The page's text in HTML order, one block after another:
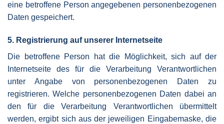
eine betroffene Person angegebenen personenbezogenen
Daten gespeichert.
5. Registrierung auf unserer Internetseite
Die betroffene Person hat die Möglichkeit, sich auf der
Internetseite des für die Verarbeitung Verantwortlichen
unter Angabe von personenbezogenen Daten zu
registrieren. Welche personenbezogenen Daten dabei an
den für die Verarbeitung Verantwortlichen übermittelt
werden, ergibt sich aus der jeweiligen Eingabemaske, die